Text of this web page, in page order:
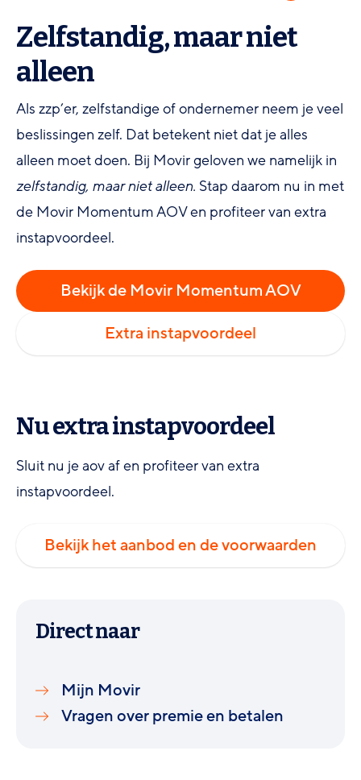
Zelfstandig, maar niet
alleen
Als zzp’er, zelfstandige of ondernemer neem je veel
beslissingen zelf. Dat betekent niet dat je alles
alleen moet doen. Bij Movir geloven we namelijk in
zelfstandig, maar niet alleen. Stap daarom nu in met
de Movir Momentum AOV en profiteer van extra
instapvoordeel.
Bekijk de Movir Momentum AOV
Extra instapvoordeel
Nu extra instapvoordeel
Sluit nu je aov af en profiteer van extra
instapvoordeel.
Bekijk het aanbod en de voorwaarden
Direct naar
Mijn Movir
Vragen over premie en betalen